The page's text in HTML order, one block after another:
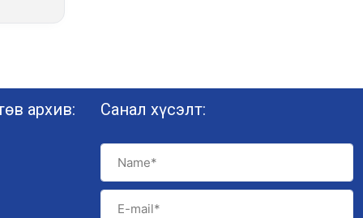
архив: Санал хүсэлт: